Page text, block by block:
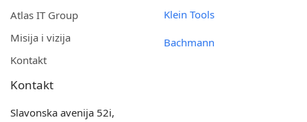
Atlas IT Group
Misija i vizija
Kontakt
Klein Tools
Bachmann
Kontakt
Slavonska avenija 52i,